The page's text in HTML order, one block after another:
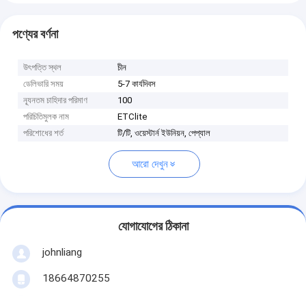
পণ্যের বর্ণনা
উৎপত্তি স্থল
চীন
ডেলিভারি সময়
5-7 কার্যদিবস
ন্যূনতম চাহিদার পরিমাণ
100
পরিচিতিমুলক নাম
ETClite
পরিশোধের শর্ত
টি/টি, ওয়েস্টার্ন ইউনিয়ন, পেপ্যাল
আরো দেখুন
যোগাযোগের ঠিকানা
johnliang
18664870255